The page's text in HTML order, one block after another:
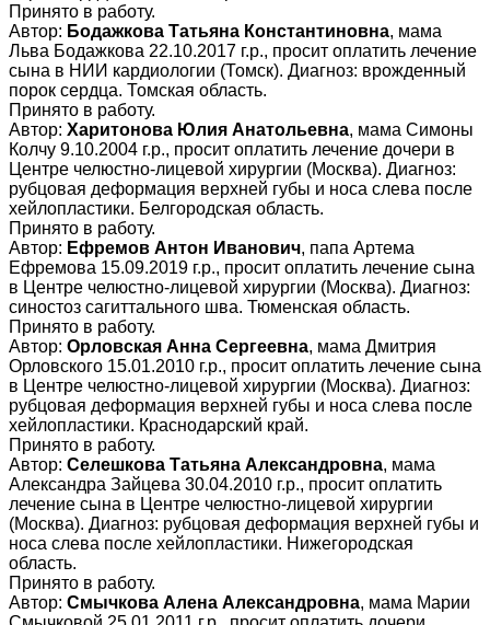
Принято в работу.
Автор: Бодажкова Татьяна Константиновна, мама
Льва Бодажкова 22.10.2017 г.р., просит оплатить лечение
сына в НИИ кардиологии (Томск). Диагноз: врожденный
порок сердца. Томская область.
Принято в работу.
Автор: Харитонова Юлия Анатольевна, мама Симоны
Колчу 9.10.2004 г.р., просит оплатить лечение дочери в
Центре челюстно-лицевой хирургии (Москва). Диагноз:
рубцовая деформация верхней губы и носа слева после
хейлопластики. Белгородская область.
Принято в работу.
Автор: Ефремов Антон Иванович, папа Артема
Ефремова 15.09.2019 г.р., просит оплатить лечение сына
в Центре челюстно-лицевой хирургии (Москва). Диагноз:
синостоз сагиттального шва. Тюменская область.
Принято в работу.
Автор: Орловская Анна Сергеевна, мама Дмитрия
Орловского 15.01.2010 г.р., просит оплатить лечение сына
в Центре челюстно-лицевой хирургии (Москва). Диагноз:
рубцовая деформация верхней губы и носа слева после
хейлопластики. Краснодарский край.
Принято в работу.
Автор: Селешкова Татьяна Александровна, мама
Александра Зайцева 30.04.2010 г.р., просит оплатить
лечение сына в Центре челюстно-лицевой хирургии
(Москва). Диагноз: рубцовая деформация верхней губы и
носа слева после хейлопластики. Нижегородская
область.
Принято в работу.
Автор: Смычкова Алена Александровна, мама Марии